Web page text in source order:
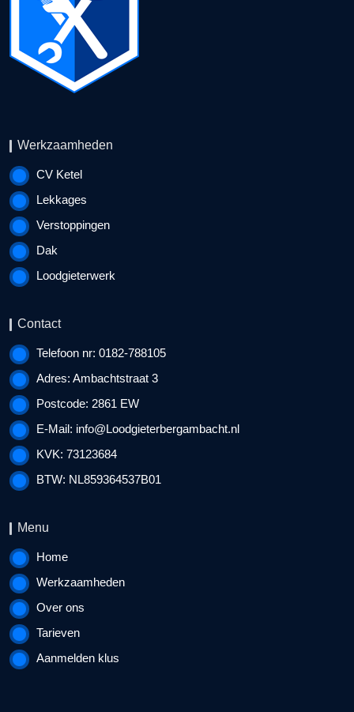
Werkzaamheden
CV Ketel
Lekkages
Verstoppingen
Dak
Loodgieterwerk
Contact
Telefoon nr: 0182-788105
Adres: Ambachtstraat 3
Postcode: 2861 EW
E-Mail: info@Loodgieterbergambacht.nl
KVK: 73123684
BTW: NL859364537B01
Menu
Home
Werkzaamheden
Over ons
Tarieven
Aanmelden klus